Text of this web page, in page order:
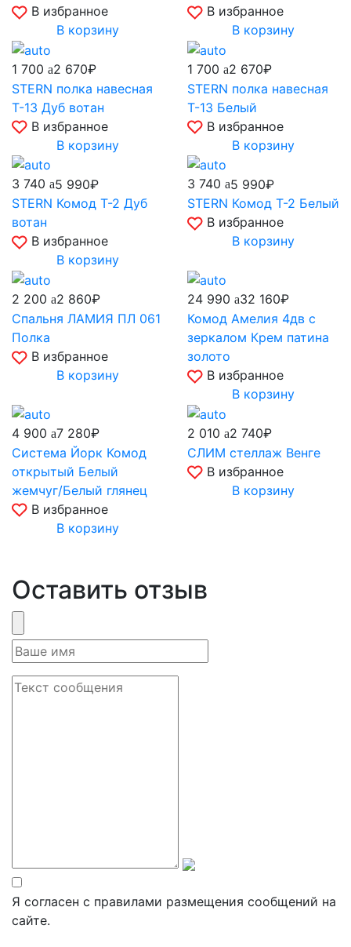
В избранное
В корзину
В избранное
В корзину
1 700
2 670₽
STERN полка навесная
Т-13 Дуб вотан
В избранное
В корзину
1 700
2 670₽
STERN полка навесная
Т-13 Белый
В избранное
В корзину
3 740
5 990₽
STERN Комод Т-2 Дуб
вотан
В избранное
В корзину
3 740
5 990₽
STERN Комод Т-2 Белый
В избранное
В корзину
2 200
2 860₽
Спальня ЛАМИЯ ПЛ 061
Полка
В избранное
В корзину
24 990
32 160₽
Комод Амелия 4дв с
зеркалом Крем патина
золото
В избранное
В корзину
4 900
7 280₽
Система Йорк Комод
открытый Белый
жемчуг/Белый глянец
В избранное
В корзину
2 010
2 740₽
СЛИМ стеллаж Венге
В избранное
В корзину
Оставить отзыв
Я согласен с правилами размещения сообщений на
сайте.